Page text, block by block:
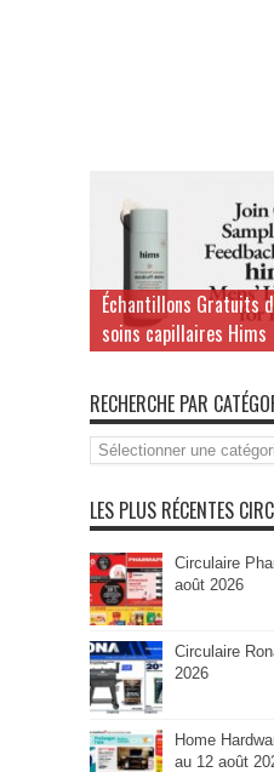
Échantillons Gratuits
soins capillaires Hims
RECHERCHE PAR
Recherche
par
LES PLUS RÉCENTES
Circulaire
août 2026
Circulaire
2026
Home
au 12 août